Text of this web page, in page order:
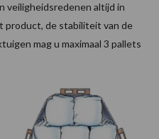
veiligheidsredenen altijd in
product, de stabiliteit van de
mag u maximaal 3 pallets